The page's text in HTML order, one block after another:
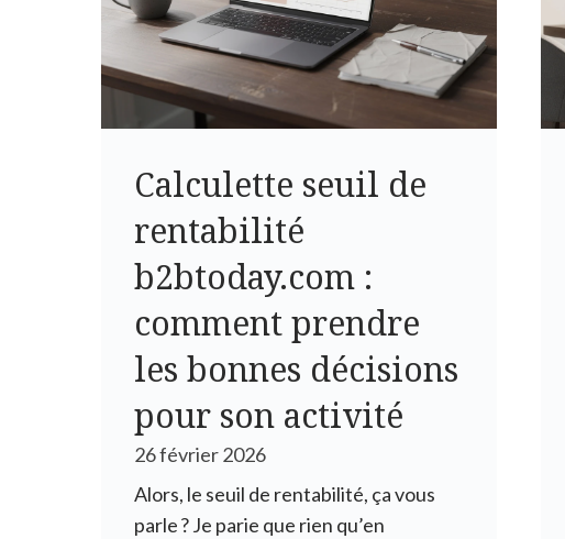
Calculette seuil de
rentabilité
b2btoday.com :
comment prendre
les bonnes décisions
pour son activité
26 février 2026
Alors, le seuil de rentabilité, ça vous
parle ? Je parie que rien qu’en